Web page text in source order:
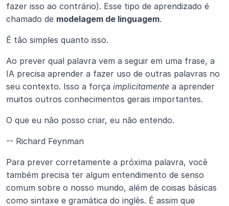
fazer isso ao contrário). Esse tipo de aprendizado é
chamado de modelagem de linguagem.
É tão simples quanto isso.
Ao prever qual palavra vem a seguir em uma frase, a
IA precisa aprender a fazer uso de outras palavras no
seu contexto. Isso a força implicitamente a aprender
muitos outros conhecimentos gerais importantes.
O que eu não posso criar, eu não entendo.
-- Richard Feynman
Para prever corretamente a próxima palavra, você
também precisa ter algum entendimento de senso
comum sobre o nosso mundo, além de coisas básicas
como sintaxe e gramática do inglês. É assim que